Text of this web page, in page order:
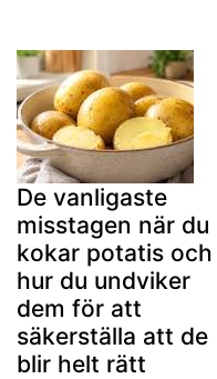
De vanligaste
misstagen när du
kokar potatis och
hur du undviker
dem för att
säkerställa att de
blir helt rätt